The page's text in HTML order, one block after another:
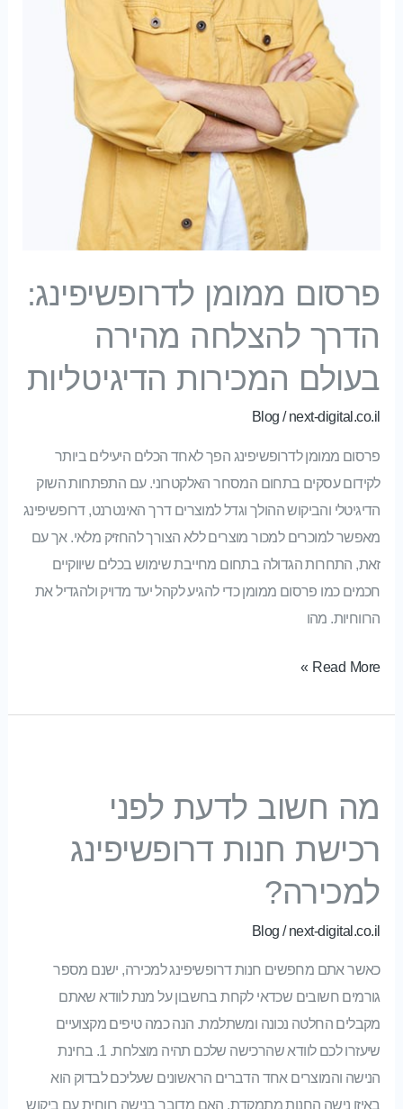
פרסום ממומן לדרופשיפינג:
הדרך להצלחה מהירה
בעולם המכירות הדיגיטליות
Blog /next-digital.co.il
פרסום ממומן לדרופשיפינג הפך לאחד הכלים היעילים ביותר
לקידום עסקים בתחום המסחר האלקטרוני. עם התפתחות השוק
הדיגיטלי והביקוש ההולך וגדל למוצרים דרך האינטרנט, דרופשיפינג
מאפשר למוכרים למכור מוצרים ללא הצורך להחזיק מלאי. אך עם
זאת, התחרות הגדולה בתחום מחייבת שימוש בכלים שיווקיים
חכמים כמו פרסום ממומן כדי להגיע לקהל יעד מדויק ולהגדיל את
הרווחיות. מהו
Read More »
מה חשוב לדעת לפני
רכישת חנות דרופשיפינג
למכירה?
Blog /next-digital.co.il
כאשר אתם מחפשים חנות דרופשיפינג למכירה, ישנם מספר
גורמים חשובים שכדאי לקחת בחשבון על מנת לוודא שאתם
מקבלים החלטה נכונה ומשתלמת. הנה כמה טיפים מקצועיים
שיעזרו לכם לוודא שהרכישה שלכם תהיה מוצלחת. 1. בחינת
הנישה והמוצרים אחד הדברים הראשונים שעליכם לבדוק הוא
באיזו נישה החנות מתמקדת. האם מדובר בנישה רווחית עם ביקוש